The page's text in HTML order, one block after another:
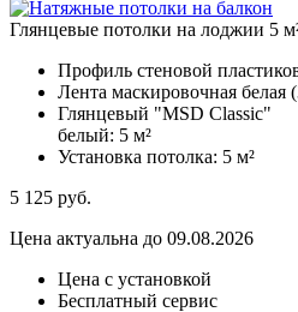
Глянцевые потолки на лоджии 5
Профиль стеновой
Лента маскировочная белая
Глянцевый "MSD Classic"
белый: 5 м²
Установка потолка: 5 м²
5 125 руб.
Цена актуальна до 09.08.2026
Цена с установкой
Бесплатный сервис